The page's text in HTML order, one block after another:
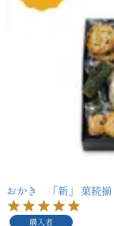
おかき 「新」 菓続
購入者